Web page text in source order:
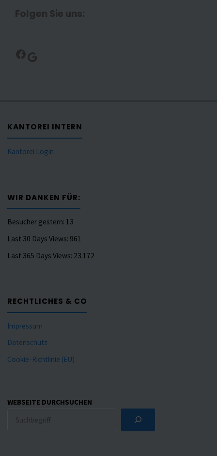
Folgen Sie uns:
Facebook
Google
KANTOREI INTERN
Kantorei Login
WIR DANKEN FÜR:
Besucher gestern: 13
Last 30 Days Views: 961
Last 365 Days Views: 23.172
RECHTLICHES & CO
Impressum
Datenschutz
Cookie-Richtlinie (EU)
WEBSEITE DURCHSUCHEN